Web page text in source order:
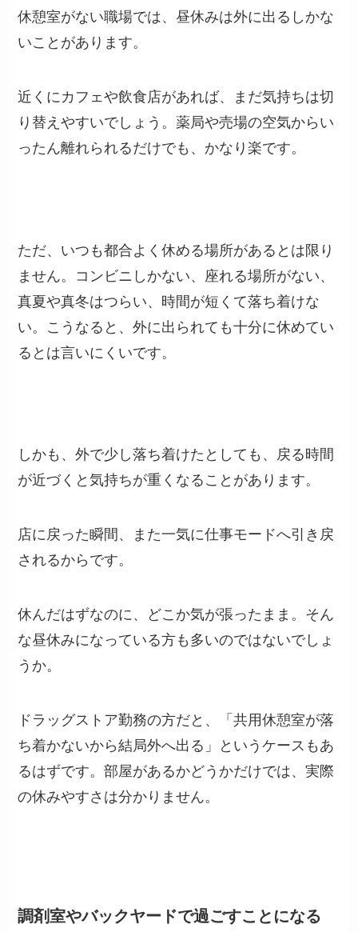
休憩室がない職場では、昼休みは外に出るしかな
いことがあります。
近くにカフェや飲食店があれば、まだ気持ちは切
り替えやすいでしょう。薬局や売場の空気からい
ったん離れられるだけでも、かなり楽です。
ただ、いつも都合よく休める場所があるとは限り
ません。コンビニしかない、座れる場所がない、
真夏や真冬はつらい、時間が短くて落ち着けな
い。こうなると、外に出られても十分に休めてい
るとは言いにくいです。
しかも、外で少し落ち着けたとしても、戻る時間
が近づくと気持ちが重くなることがあります。
店に戻った瞬間、また一気に仕事モードへ引き戻
されるからです。
休んだはずなのに、どこか気が張ったまま。そん
な昼休みになっている方も多いのではないでしょ
うか。
ドラッグストア勤務の方だと、「共用休憩室が落
ち着かないから結局外へ出る」というケースもあ
るはずです。部屋があるかどうかだけでは、実際
の休みやすさは分かりません。
調剤室やバックヤードで過ごすことになる